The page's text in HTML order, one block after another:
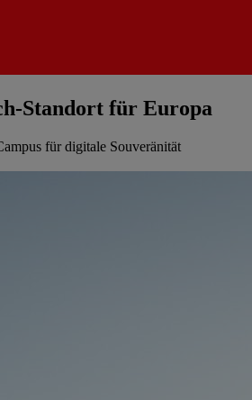
Standort für Europa
für digitale Souveränität